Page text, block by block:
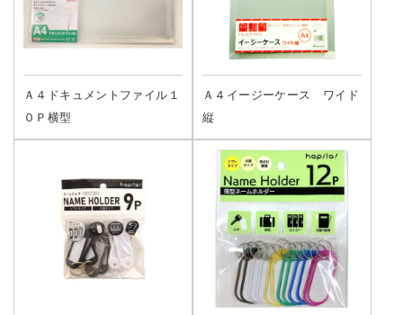
Ａ４ドキュメントファイル１
０Ｐ横型
Ａ４イージーケース ワイド
縦